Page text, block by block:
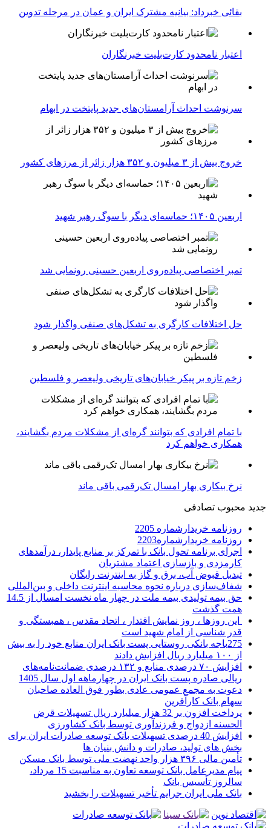
بقائی خبرداد: بیانیه مشترک ایران و عمان در مرحله تدوین
اعتبار نامحدود کارت‌بلیت خبرنگاران
سرنوشت احداث آرامستان‌های جدید پایتخت در ابهام
خروج بیش از ۳ میلیون و ۳۵۲ هزار زائر از مرزهای کشور
اربعین ۱۴۰۵؛ حماسه‌ای دیگر با سوگ رهبر شهید
تمبر اختصاصی پیاده‌روی اربعین حسینی رونمایی شد
حل اختلافات کارگری به تشکل‌های صنفی واگذار شود
زخم تازه بر پیکر خیابان‌های تاریخی ولیعصر و فلسطین
با تمام افرادی که بتوانند گره‌ای از مشکلات مردم بگشایند،
همکاری خواهم کرد
نرخ بیکاری بهار امسال تک‌رقمی باقی ماند
جدید محبوب تصادفی
روزنامه خریدارشماره 2205
روزنامه خریدارشماره2203
اجرای برنامه تحول بانک با تمرکز بر منابع پایدار، درآمدهای
کارمزدی و بازسازی اعتماد مشتریان
تبدیل قبوض آب، برق و گاز به اینترنت رایگان
شفاف‌سازی درباره نحوه محاسبه اینترنت داخلی و بین‌المللی
حق بیمه تولیدی بیمه ملت در چهار ماه نخست امسال از 14.5
همت گذشت
این روزها ، روز نمایش اقتدار ، اتحاد مقدس ، همبستگی و
قدر شناسی از امام شهید است
275باجه بانکی روستایی پست بانک ایران منابع خود را به بیش
از ۱۰۰ میلیارد ریال افزایش دادند
افزایش ۷۰ درصدی منابع و ۱۳۲ درصدی ضمانت‌نامه‌های
ریالی صادره پست بانک ایران در چهارماهه اول سال 1405
دعوت به مجمع عمومی عادی بطور فوق العاده صاحبان
سهام بانک کارآفرین
پرداخت افزون بر 32 هزار میلیارد ریال تسهیلات قرض
الحسنه ازدواج و فرزندآوری توسط بانک کشاورزی
افزایش 40 درصدی تسهیلات بانک توسعه صادرات ایران برای
بخش های تولید، صادرات و دانش بنیان ها
تأمین مالی ۳۹۶ هزار واحد نهضت ملی توسط بانک مسکن
پیام مدیرعامل بانک توسعه تعاون به مناسبت 15 مرداد،
سالروز تأسیس بانک
بانک ملی ایران جرایم تأخیر تسهیلات را بخشید